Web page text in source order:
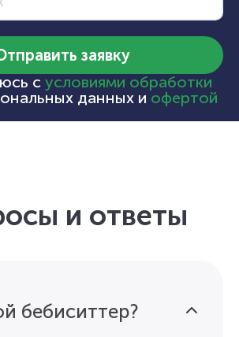
заявку
с условиями обработки
данных и офертой
и ответы
бебиситтер?